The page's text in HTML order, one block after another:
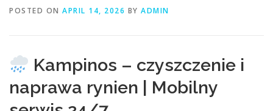
POSTED ON APRIL 14, 2026 BY ADMIN
Kampinos – czyszczenie i
naprawa rynien | Mobilny